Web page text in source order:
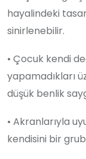
hayalindeki
sinirlenebilir.
• Çocuk kendi
yapamadıkları
düşük benlik
• Akranlarıyla
kendisini bir